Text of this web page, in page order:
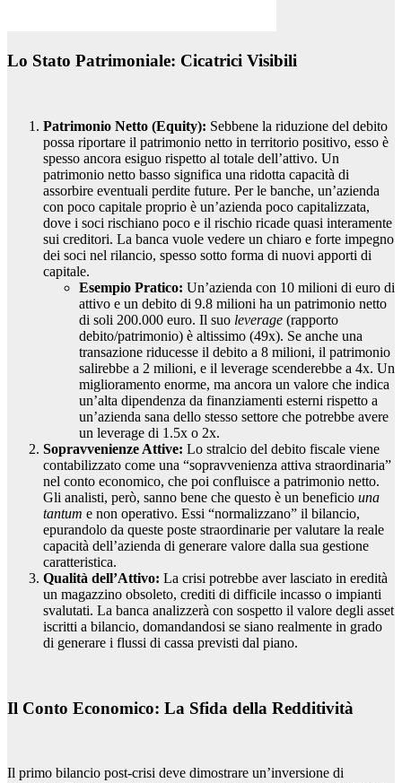
Lo Stato Patrimoniale: Cicatrici Visibili
Patrimonio Netto (Equity): Sebbene la riduzione del debito
possa riportare il patrimonio netto in territorio positivo, esso è
spesso ancora esiguo rispetto al totale dell’attivo. Un
patrimonio netto basso significa una ridotta capacità di
assorbire eventuali perdite future. Per le banche, un’azienda
con poco capitale proprio è un’azienda poco capitalizzata,
dove i soci rischiano poco e il rischio ricade quasi interamente
sui creditori. La banca vuole vedere un chiaro e forte impegno
dei soci nel rilancio, spesso sotto forma di nuovi apporti di
capitale.
Esempio Pratico: Un’azienda con 10 milioni di euro di
attivo e un debito di 9.8 milioni ha un patrimonio netto
di soli 200.000 euro. Il suo leverage (rapporto
debito/patrimonio) è altissimo (49x). Se anche una
transazione riducesse il debito a 8 milioni, il patrimonio
salirebbe a 2 milioni, e il leverage scenderebbe a 4x. Un
miglioramento enorme, ma ancora un valore che indica
un’alta dipendenza da finanziamenti esterni rispetto a
un’azienda sana dello stesso settore che potrebbe avere
un leverage di 1.5x o 2x.
Sopravvenienze Attive: Lo stralcio del debito fiscale viene
contabilizzato come una “sopravvenienza attiva straordinaria”
nel conto economico, che poi confluisce a patrimonio netto.
Gli analisti, però, sanno bene che questo è un beneficio una
tantum e non operativo. Essi “normalizzano” il bilancio,
epurandolo da queste poste straordinarie per valutare la reale
capacità dell’azienda di generare valore dalla sua gestione
caratteristica.
Qualità dell’Attivo: La crisi potrebbe aver lasciato in eredità
un magazzino obsoleto, crediti di difficile incasso o impianti
svalutati. La banca analizzerà con sospetto il valore degli asset
iscritti a bilancio, domandandosi se siano realmente in grado
di generare i flussi di cassa previsti dal piano.
Il Conto Economico: La Sfida della Redditività
Il primo bilancio post-crisi deve dimostrare un’inversione di